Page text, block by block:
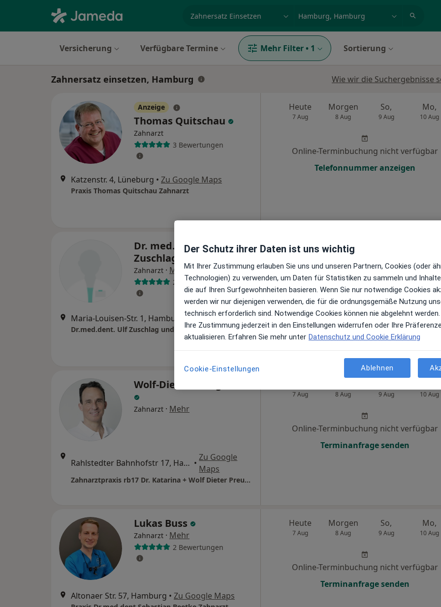
Versicherung Verfügbare Termine Mehr Filter • 1 Sortierung
Zahnersatz einsetzen, Hamburg Wie wir die Suchergebnisse
Anzeige
Thomas Quitschau
Zahnarzt
3 Bewertungen
Katzenstr. 4, Lüneburg • Zu Google Maps
Praxis Thomas Quitschau Zahnarzt
Heute
7 Aug
Morgen
8 Aug
So,
9 Aug
Mo,
10 Aug
Online-Terminbuchung nicht verfügbar
Telefonnummer anzeigen
Dr. med. dent. Ulf
Zuschlag
Zahnarzt · Mehr
25 Bewertungen
Maria-Louisen-Str. 1, Hamburg • Zu Google Maps
Dr.med.dent. Ulf Zuschlag und Hendrik Bruns
Heute Morgen
8 Aug
Online-Terminbuchung nicht verfügbar
Terminanfrage senden
Wolf-Dieter Preugschat
Zahnarzt · Mehr
Rahlstedter Bahnhofstr 17, Hamburg •
Zu Google
Maps
Zahnarztpraxis rb17 Dr. Katarina + Wolf Dieter Preugschat
7 Aug 8 Aug 9 Aug 10 Aug
Online-Terminbuchung nicht verfügbar
Terminanfrage senden
Lukas Buss
Zahnarzt · Mehr
2 Bewertungen
Altonaer Str. 57, Hamburg • Zu Google Maps
Heute
7 Aug
Morgen
8 Aug
So,
9 Aug
Mo,
10 Aug
Online-Terminbuchung nicht verfügbar
Terminanfrage senden
Der Schutz ihrer Daten ist uns wichtig
Mit Ihrer Zustimmung erlauben Sie uns und unseren Partnern, Cookies (oder
Technologien) zu verwenden, um Daten für Statistiken zu sammeln und
die auf Ihren Surfgewohnheiten basieren. Wenn Sie nur notwendige Cookies
werden wir nur diejenigen verwenden, die für die ordnungsgemäße Nutzung
technisch erforderlich sind. Notwendige Cookies können nie abgelehnt werden.
Ihre Zustimmung jederzeit in den Einstellungen widerrufen oder Ihre
aktualisieren. Erfahren Sie mehr unter Datenschutz und Cookie Erklärung
Cookie-Einstellungen Ablehnen